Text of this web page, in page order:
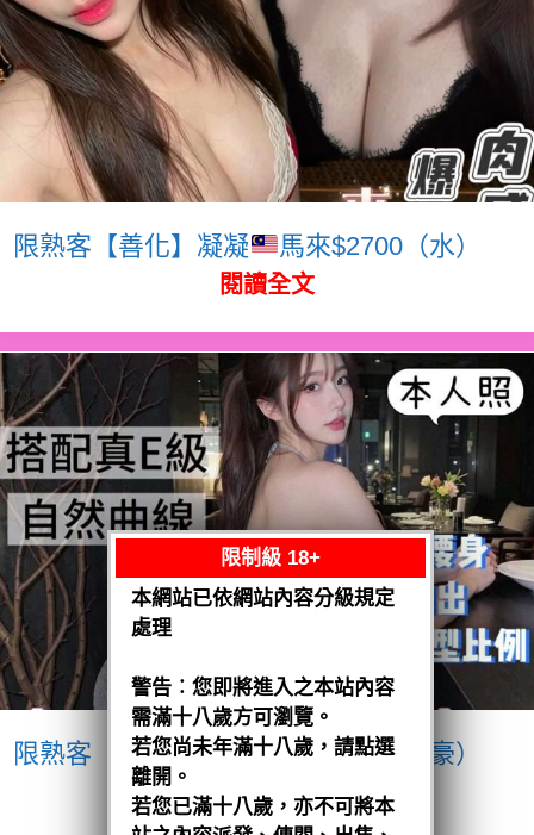
限熟客【善化】凝凝 馬來$2700（水）
閱讀全文
限熟客【南區】愛紗 越南$3200（豪）
閱讀全文
限制級 18+
本網站已依網站內容分級規定
處理
警告︰您即將進入之本站內容
需滿十八歲方可瀏覽。
若您尚未年滿十八歲，請點選
離開。
若您已滿十八歲，亦不可將本